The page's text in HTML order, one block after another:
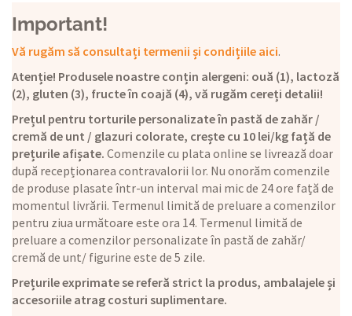
Important!
Vă rugăm să consultați termenii și condițiile aici.
Atenție! Produsele noastre conțin alergeni: ouă (1), lactoză
(2), gluten (3), fructe în coajă (4), vă rugăm cereți detalii!
Prețul pentru torturile personalizate în pastă de zahăr /
cremă de unt / glazuri colorate, crește cu 10 lei/kg față de
prețurile afișate. Comenzile cu plata online se livrează doar
după recepționarea contravalorii lor. Nu onorăm comenzile
de produse plasate într-un interval mai mic de 24 ore față de
momentul livrării. Termenul limită de preluare a comenzilor
pentru ziua următoare este ora 14. Termenul limită de
preluare a comenzilor personalizate în pastă de zahăr/
cremă de unt/ figurine este de 5 zile.
Prețurile exprimate se referă strict la produs, ambalajele și
accesoriile atrag costuri suplimentare.